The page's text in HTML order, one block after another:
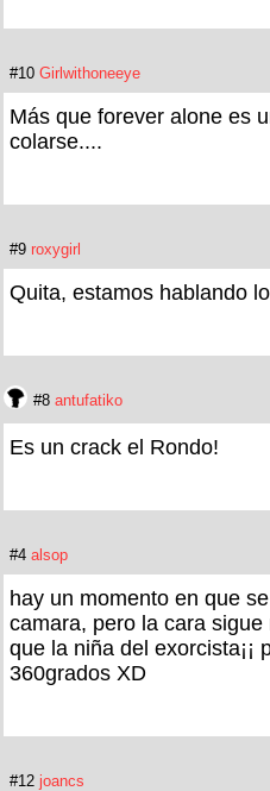
#10 Girlwithoneeye
Más que forever alone es
colarse....
#9 roxygirl
Quita, estamos hablando
#8 antufatiko
Es un crack el Rondo!
#4 alsop
hay un momento en que
camara, pero la cara
que la niña del exorcista¡¡
360grados XD
#12 joancs